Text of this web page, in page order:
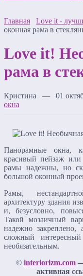
Главная Love it -
оконная рама в
Love it!
рама в
Кристина — 01
окна
Панорамные окна,
красивый пейзаж или
рамы надежны, но
большой оконный
Рамы,
архитектуру здания
и, безусловно,
Такой мозаичный
надежно закреплено,
сложный
необязательным.
©interiorizm.com
активная